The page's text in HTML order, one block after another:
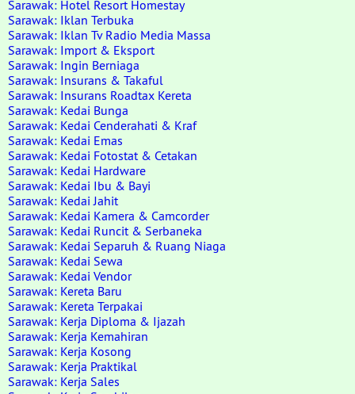
Sarawak: Hotel Resort Homestay
Sarawak: Iklan Terbuka
Sarawak: Iklan Tv Radio Media Massa
Sarawak: Import & Eksport
Sarawak: Ingin Berniaga
Sarawak: Insurans & Takaful
Sarawak: Insurans Roadtax Kereta
Sarawak: Kedai Bunga
Sarawak: Kedai Cenderahati & Kraf
Sarawak: Kedai Emas
Sarawak: Kedai Fotostat & Cetakan
Sarawak: Kedai Hardware
Sarawak: Kedai Ibu & Bayi
Sarawak: Kedai Jahit
Sarawak: Kedai Kamera & Camcorder
Sarawak: Kedai Runcit & Serbaneka
Sarawak: Kedai Separuh & Ruang Niaga
Sarawak: Kedai Sewa
Sarawak: Kedai Vendor
Sarawak: Kereta Baru
Sarawak: Kereta Terpakai
Sarawak: Kerja Diploma & Ijazah
Sarawak: Kerja Kemahiran
Sarawak: Kerja Kosong
Sarawak: Kerja Praktikal
Sarawak: Kerja Sales